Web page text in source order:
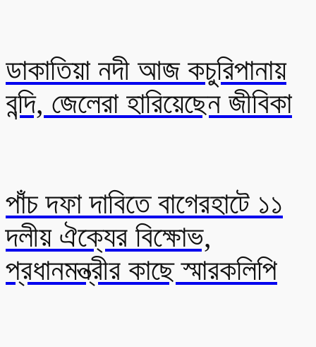
ডাকাতিয়া নদী আজ কচুরিপানায়
বন্দি, জেলেরা হারিয়েছেন জীবিকা
পাঁচ দফা দাবিতে বাগেরহাটে ১১
দলীয় ঐক্যের বিক্ষোভ,
প্রধানমন্ত্রীর কাছে স্মারকলিপি